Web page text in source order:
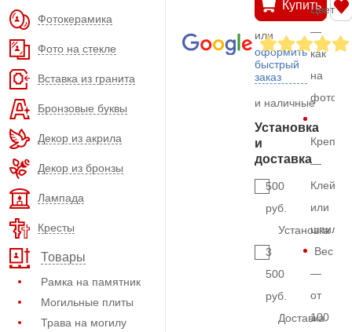
Фотокерамика
Фото на стекле
Вставка из гранита
Бронзовые буквы
Декор из акрила
Декор из бронзы
Лампада
Кресты
Товары
Рамка на памятник
Могильные плиты
Трава на могилу
Купить
или
оформить
быстрый
заказ
и наличные
Установка
и
доставка
500
руб.
Установка
3
500
руб.
Доставка
Цвет
—
как
на
фото
—
Клей
или
Вес
—
от
100